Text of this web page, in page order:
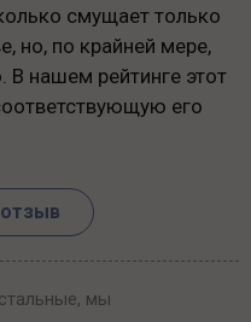
смущает только
но, по крайней мере,
В нашем рейтинге этот
его
мы